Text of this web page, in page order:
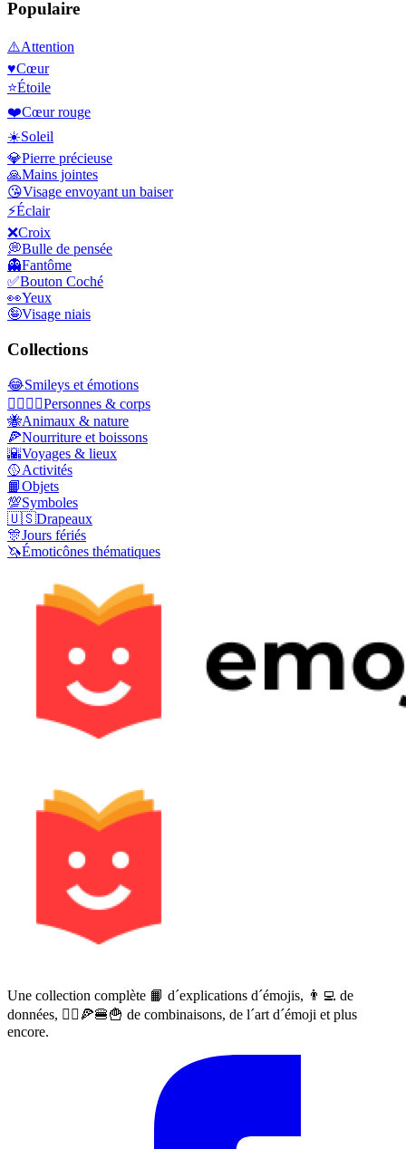
Populaire
⚠️Attention
♥️Cœur
⭐Étoile
❤️Cœur rouge
☀️Soleil
💎Pierre précieuse
🙏Mains jointes
😘Visage envoyant un baiser
⚡Éclair
❌Croix
💭Bulle de pensée
👻Fantôme
✅Bouton Coché
👀Yeux
🤪Visage niais
Collections
😂Smileys et émotions
👩‍❤️‍💋‍👨Personnes & corps
🐝Animaux & nature
🍕Nourriture et boissons
🌇Voyages & lieux
🥎Activités
📙Objets
💯Symboles
🇺🇸Drapeaux
🎊Jours fériés
🦄Émoticônes thématiques
Une collection complète 📙 d´explications d´émojis, 👨‍💻 de
données, 🙅‍♀️🍕🍔🍟 de combinaisons, de l´art d´émoji et plus
encore.